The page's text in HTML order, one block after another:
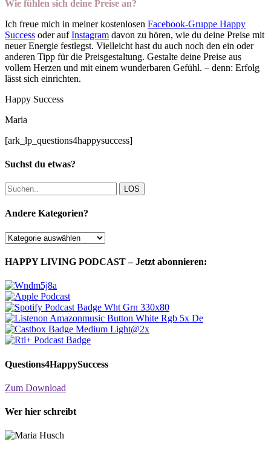
Wie fühlen sich deine Preise an?
Ich freue mich in meiner kostenlosen Facebook-Gruppe Happy
Success oder aufInstagram davon zu hören, wie du deine Preise mit
neuer Energie festlegst. Vielleicht hast du auch noch den ein oder
anderen Tipp für die Preisgestaltung. Gestalte deine Preise aus
vollem Herzen und mit einem wunderbaren Gefühl. – denn: Erfolg
lässt sich einrichten.
Happy Success
Maria
[ark_lp_questions4happysuccess]
Suchst du etwas?
LOS
Andere Kategorien?
Andere
HAPPY LIVING PODCAST – Jetzt abonnieren:
Questions4HappySuccess
Zum Download
Wer hier schreibt